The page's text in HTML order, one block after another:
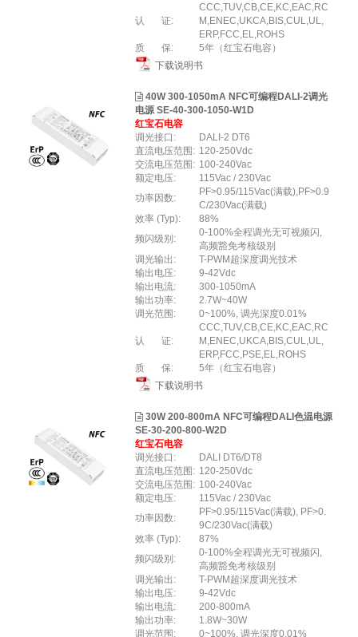
认 证:
CCC,TUV,CB,CE,KC,EAC,RC
M,ENEC,UKCA,BIS,CUL,UL,
ERP,FCC,EL,ROHS
质 保:
5年（红宝石电容）
下载说明书
40W 300-1050mA NFC可编程DALI-2调光
电源 SE-40-300-1050-W1D
红宝石电容
调光接口:
DALI-2 DT6
直流电压范围: 120-250Vdc
交流电压范围: 100-240Vac
额定电压:
115Vac / 230Vac
功率因数:
PF>0.95/115Vac(满载),PF>0.9
C/230Vac(满载)
效率 (Typ):
88%
频闪级别:
0-100%全程调光无可视频闪,
高频豁免考核级别
调光输出:
T-PWM超深度调光技术
输出电压:
9-42Vdc
输出电流:
300-1050mA
输出功率:
2.7W~40W
调光范围:
0~100%, 调光深度0.01%
认 证:
CCC,TUV,CB,CE,KC,EAC,RC
M,ENEC,UKCA,BIS,CUL,UL,
ERP,FCC,PSE,EL,ROHS
质 保:
5年（红宝石电容）
下载说明书
30W 200-800mA NFC可编程DALI色温电源
SE-30-200-800-W2D
红宝石电容
调光接口:
DALI DT6/DT8
直流电压范围: 120-250Vdc
交流电压范围: 100-240Vac
额定电压:
115Vac / 230Vac
功率因数:
PF>0.95/115Vac(满载), PF>0.
9C/230Vac(满载)
效率 (Typ):
87%
频闪级别:
0-100%全程调光无可视频闪,
高频豁免考核级别
调光输出:
T-PWM超深度调光技术
输出电压:
9-42Vdc
输出电流:
200-800mA
输出功率:
1.8W~30W
调光范围:
0~100%, 调光深度0.01%